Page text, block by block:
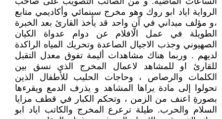
الرواية اياد ابو روك وهو مخرج سينمائي وأكاديمي متابع
،و مؤلف ميداني في آنٍ واحد قد يأخذ القارئ بعد الخبرة
الطويلة في عمل الافلام عن دوام عدواة الكيان
الصهيوني وجذب الاجيال الصاعدة وتحريك المياه الراكدة
لديهم . وربما هناك مشاهدات أليمة تفوق معدل التقبل
للقارئ او للمشاهد لاعمال المخرج الذي نسق بين
الكلمات والرصاص ، وحاجات الحليب للأطفال الذين
تحولوا إلى مادة يراها المشاهد و يذرف الدمع ويقرءها
بصورةِ اعنف من الزمن ، وتحكم الكبار في قطف مزايا
السلام والحرب. طيلة ترعرع المخرج والكاتب اياد ابو